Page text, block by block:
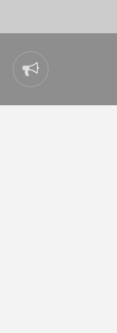
Laporkan
masalah